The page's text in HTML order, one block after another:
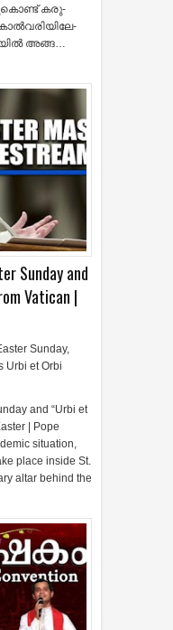
ക­രു­
അ­ങ്ങ…
Sunday and
Vatican |
Sunday,
Urbi et Orbi
and “Urbi et
| Pope
situation,
place inside St.
altar behind the